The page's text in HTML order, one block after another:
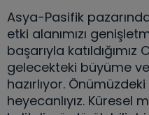
Asya-Pasifik
etki alanımızı
başarıyla
gelecekteki büyüme
hazırlıyor.
heyecanlıyız. Küresel